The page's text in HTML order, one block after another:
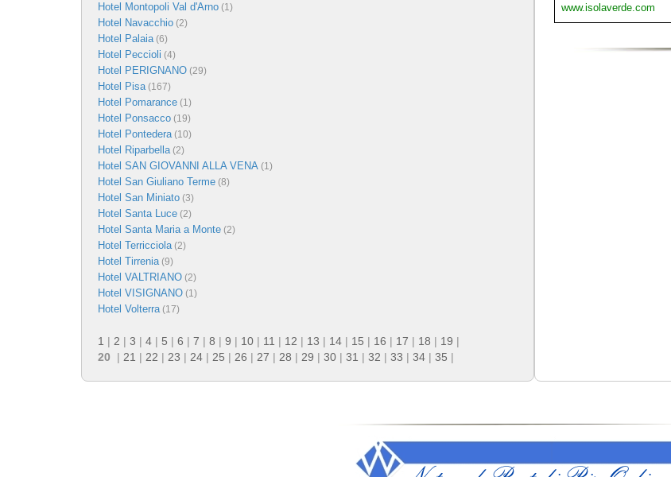
Hotel Montopoli Val d'Arno (1)
Hotel Navacchio (2)
Hotel Palaia(6)
Hotel Peccioli (4)
Hotel PERIGNANO (29)
Hotel Pisa(167)
Hotel Pomarance (1)
Hotel Ponsacco (19)
Hotel Pontedera(10)
Hotel Riparbella(2)
Hotel SAN GIOVANNI ALLA VENA (1)
Hotel San Giuliano Terme (8)
Hotel San Miniato (3)
Hotel Santa Luce (2)
Hotel Santa Maria a Monte (2)
Hotel Terricciola(2)
Hotel Tirrenia(9)
Hotel VALTRIANO (2)
Hotel VISIGNANO (1)
Hotel Volterra(17)
1 | 2 | 3 | 4 | 5 | 6 | 7 | 8 | 9 | 10 | 11 | 12 | 13 | 14 | 15 | 16 | 17 | 18 | 19 |
20 | 21 | 22 | 23 | 24 | 25 | 26 | 27 | 28 | 29 | 30 | 31 | 32 | 33 | 34 | 35 |
www.isolaverde.com